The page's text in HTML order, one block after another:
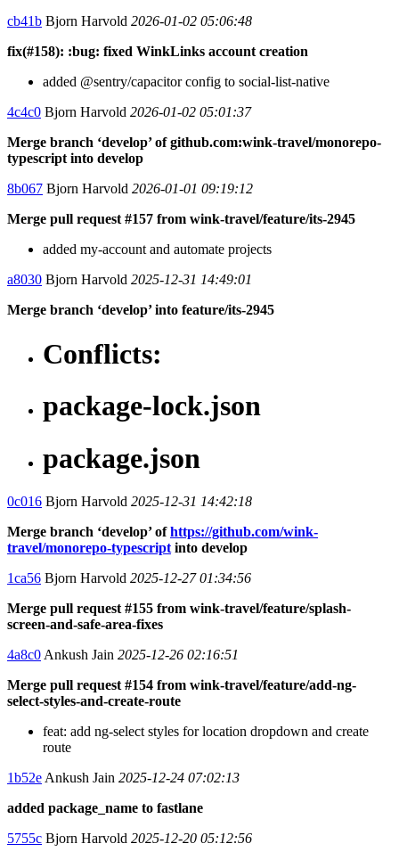
cb41b Bjorn Harvold 2026-01-02 05:06:48
fix(#158): :bug: fixed WinkLinks account creation
added @sentry/capacitor config to social-list-native
4c4c0 Bjorn Harvold 2026-01-02 05:01:37
Merge branch ‘develop’ of github.com:wink-travel/monorepo-
typescript into develop
8b067 Bjorn Harvold 2026-01-01 09:19:12
Merge pull request #157 from wink-travel/feature/its-2945
added my-account and automate projects
a8030 Bjorn Harvold 2025-12-31 14:49:01
Merge branch ‘develop’ into feature/its-2945
Conflicts:
package-lock.json
package.json
0c016 Bjorn Harvold 2025-12-31 14:42:18
Merge branch ‘develop’ ofhttps://github.com/wink-
travel/monorepo-typescript into develop
1ca56 Bjorn Harvold 2025-12-27 01:34:56
Merge pull request #155 from wink-travel/feature/splash-
screen-and-safe-area-fixes
4a8c0 Ankush Jain 2025-12-26 02:16:51
Merge pull request #154 from wink-travel/feature/add-ng-
select-styles-and-create-route
feat: add ng-select styles for location dropdown and create
route
1b52e Ankush Jain 2025-12-24 07:02:13
added package_name to fastlane
5755c Bjorn Harvold 2025-12-20 05:12:56